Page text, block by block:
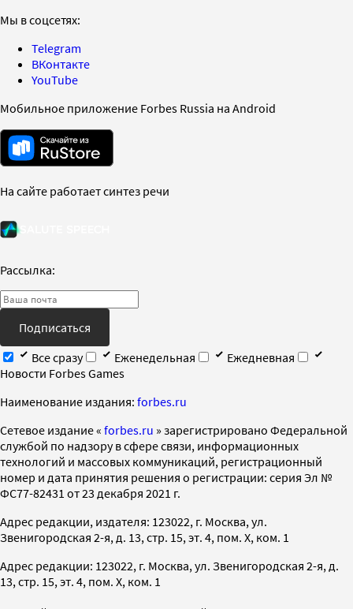
Мы в соцсетях:
Telegram
ВКонтакте
YouTube
Мобильное приложение Forbes Russia на Android
На сайте работает синтез речи
Рассылка:
Подписаться
Все сразу
Еженедельная
Ежедневная
Новости Forbes Games
Наименование издания: forbes.ru
Cетевое издание « forbes.ru » зарегистрировано Федеральной
службой по надзору в сфере связи, информационных
технологий и массовых коммуникаций, регистрационный
номер и дата принятия решения о регистрации: серия Эл №
ФС77-82431 от 23 декабря 2021 г.
Адрес редакции, издателя: 123022, г. Москва, ул.
Звенигородская 2-я, д. 13, стр. 15, эт. 4, пом. X, ком. 1
Адрес редакции: 123022, г. Москва, ул. Звенигородская 2-я, д.
13, стр. 15, эт. 4, пом. X, ком. 1